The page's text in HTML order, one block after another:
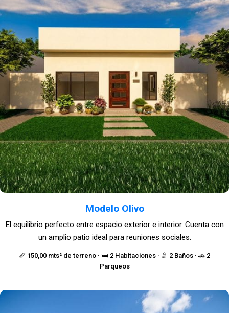
Modelo Olivo
📏 150,00 mts² de terreno · 🛏️ 2 Habitaciones · 🚿 2 Baños · 🚗 2
Parqueos
El equilibrio perfecto entre espacio exterior e interior. Cuenta con
un amplio patio ideal para reuniones sociales.